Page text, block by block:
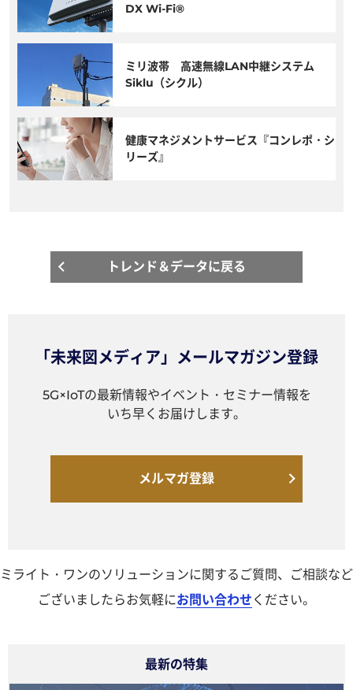
DX Wi-Fi®
ミリ波帯 高速無線LAN中継システム
Siklu（シクル）
健康マネジメントサービス『コンレポ・シ
リーズ』
トレンド＆データに戻る
「未来図メディア」メールマガジン登録
5G×IoTの最新情報やイベント・セミナー情報を
いち早くお届けします。
メルマガ登録
ミライト・ワンのソリューションに関するご質問、ご相談など
ございましたらお気軽にお問い合わせ ください。
最新の特集